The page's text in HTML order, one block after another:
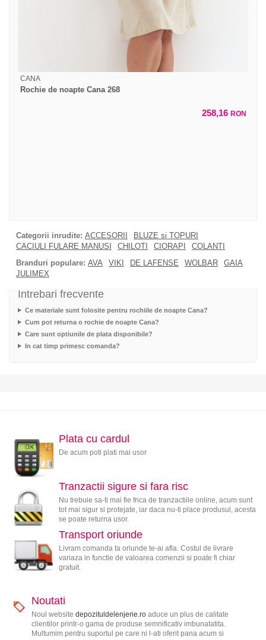
CANA
Rochie de noapte Cana 268
258,16 RON
Categorii inrudite: ACCESORII
BLUZE si TOPURI
CACIULI FULARE MANUSI
CHILOTI CIORAPI
COLANTI
Branduri populare: AVA VIKI DE LAFENSE WOLBAR
GAIA
JULIMEX
Intrebari frecvente
Ce materiale sunt folosite pentru rochiile de noapte Cana?
Cum pot returna o rochie de noapte Cana?
Care sunt optiunile de plata disponibile?
In cat timp primesc comanda?
Plata cu cardul
De acum poti plati mai usor
Tranzactii sigure si fara risc
Nu trebuie sa-ti mai fie frica de tranzactiile online, acum sunt
tot mai sigur si protejate, iar daca nu-ti place produsul, acesta
se poate returna usor.
Transport oriunde
Livram comanda ta oriunde te-ai afla. Costul de livrare
variaza in functie de valoarea comenzii si poate fi chiar
gratuit.
Noutati
Noul website depozituldelenjerie.roaduce un plus de calitate
clientilor printr-o gama de produse semnificativ imbunatatita.
Multumim pentru suportul pe care ni l-ati oferit pana acum si